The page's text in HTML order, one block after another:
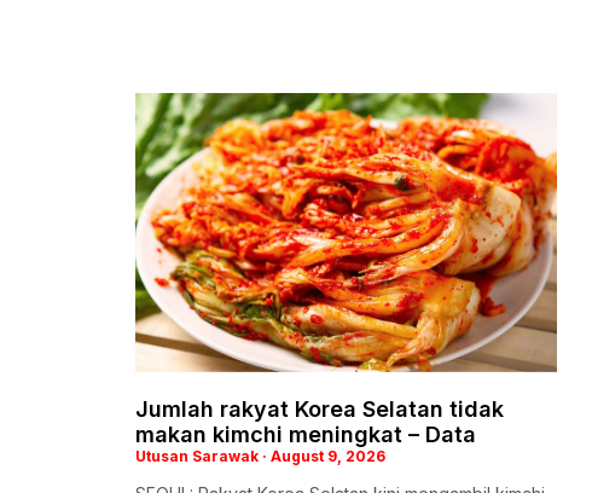
Jumlah rakyat Korea Selatan tidak
makan kimchi meningkat – Data
Utusan Sarawak August 9, 2026